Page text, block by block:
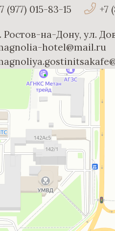
(977) 015-83-15 +7
Ростов-на-Дону, ул.
hotel@mail.ru
в Ростове‑на‑Дону